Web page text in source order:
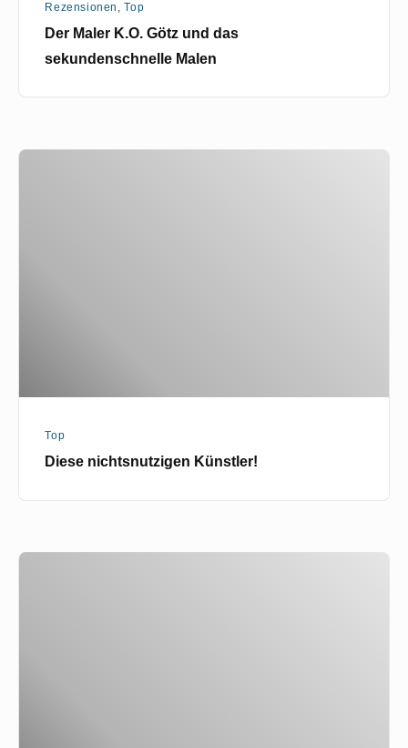
Rezensionen ,Top
Der Maler K.O. Götz und das
sekundenschnelle Malen
Top
Diese nichtsnutzigen Künstler!